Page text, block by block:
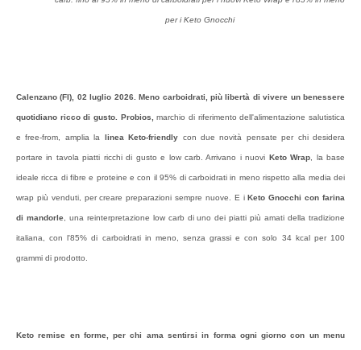
per i Keto Gnocchi
Calenzano (FI), 02 luglio 2026. Meno carboidrati, più libertà di vivere un benessere
quotidiano ricco di gusto. Probios, marchio di riferimento dell'alimentazione salutistica
e free-from, amplia la linea Keto-friendly con due novità pensate per chi desidera
portare in tavola piatti ricchi di gusto e low carb. Arrivano i nuovi Keto Wrap , la base
ideale ricca di fibre e proteine e con il 95% di carboidrati in meno rispetto alla media dei
wrap più venduti, per creare preparazioni sempre nuove. E iKeto Gnocchi con farina
di mandorle, una reinterpretazione low carb di uno dei piatti più amati della tradizione
italiana, con l'85% di carboidrati in meno, senza grassi e con solo 34 kcal per 100
grammi di prodotto.
Keto remise en forme, per chi ama sentirsi in forma ogni giorno con un menu